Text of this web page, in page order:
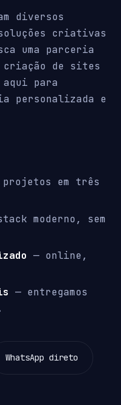
diversos
criativas
uma parceria
criação de sites
para
personalizada e
em três
moderno, sem
— online,
— entregamos
WhatsApp direto